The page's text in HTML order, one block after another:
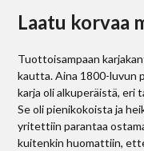
Laatu korvaa
Tuottoisampaan
kautta. Aina 1800-luvun
karja oli alkuperäistä, eri
Se oli pienikokoista ja
yritettiin parantaa
kuitenkin huomattiin,